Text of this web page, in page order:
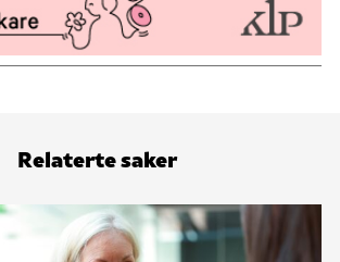
Relaterte saker